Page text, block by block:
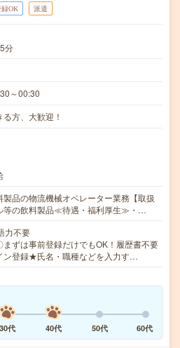
録OK 派遣
分
～00:30
方、大歓迎！
製品の物流機械オペレーター業務【取扱
等の飲料製品≪待遇・福利厚生≫・…
力不要
ずは事前登録だけでもOK！履歴書不要
ン登録★氏名・職種などを入力す…
30代 40代 50代 60代